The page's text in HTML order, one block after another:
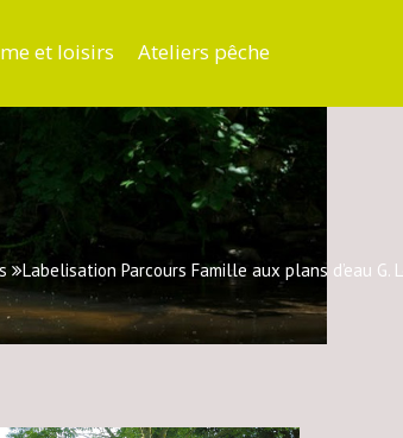
et loisirs Ateliers pêche
Labelisation Parcours Famille aux plans d’eau G.